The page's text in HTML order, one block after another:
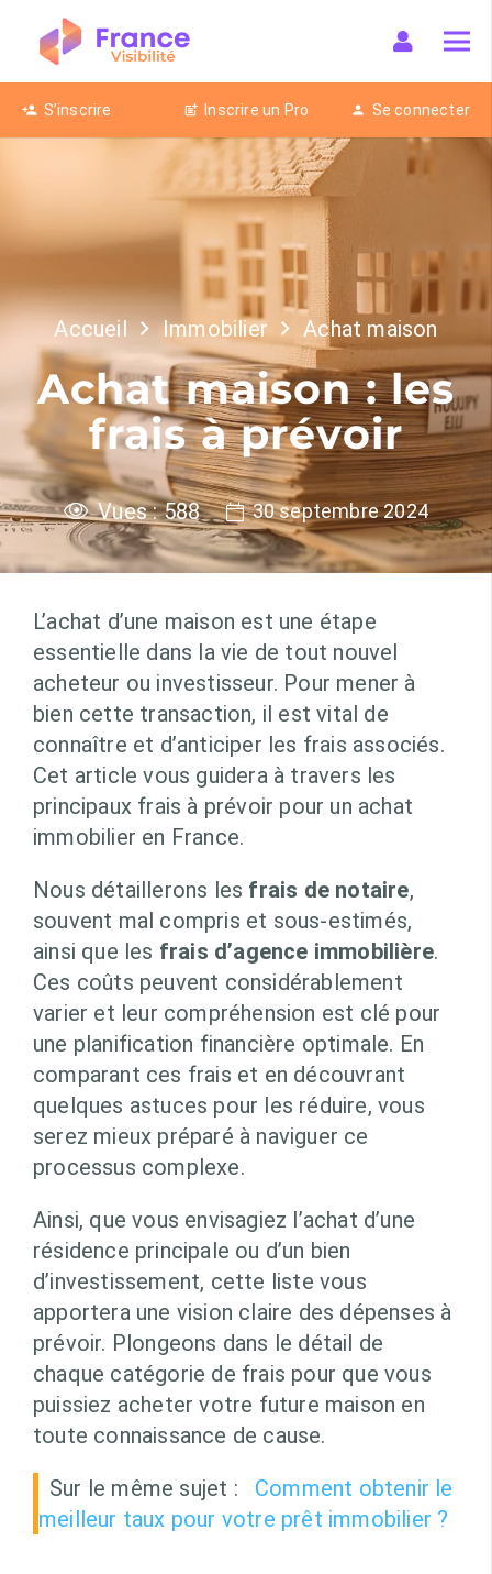
person_add S’inscrire post_add Inscrire un Pro person Se connecter
Accueil Immobilier Achat maison
Achat maison : les
frais à prévoir
Vues :588 30 septembre 2024
L’achat d’une maison est une étape
essentielle dans la vie de tout nouvel
acheteur ou investisseur. Pour mener à
bien cette transaction, il est vital de
connaître et d’anticiper les frais associés.
Cet article vous guidera à travers les
principaux frais à prévoir pour un achat
immobilier en France.
Nous détaillerons les frais de notaire,
souvent mal compris et sous-estimés,
ainsi que les frais d’agence immobilière.
Ces coûts peuvent considérablement
varier et leur compréhension est clé pour
une planification financière optimale. En
comparant ces frais et en découvrant
quelques astuces pour les réduire, vous
serez mieux préparé à naviguer ce
processus complexe.
Ainsi, que vous envisagiez l’achat d’une
résidence principale ou d’un bien
d’investissement, cette liste vous
apportera une vision claire des dépenses à
prévoir. Plongeons dans le détail de
chaque catégorie de frais pour que vous
puissiez acheter votre future maison en
toute connaissance de cause.
Sur le même sujet :
Comment obtenir le
meilleur taux pour votre prêt immobilier ?